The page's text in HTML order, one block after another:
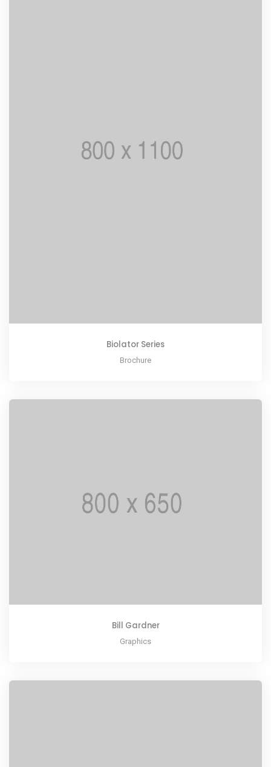
Biolator Series
Brochure
Bill Gardner
Graphics